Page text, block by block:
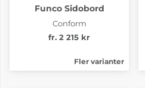
Funco Sidobord
Conform
fr. 2 215 kr
Fler varianter